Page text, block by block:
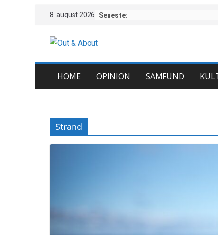
content
8. august 2026 Seneste:
HOME OPINION SAMFUND
Strand